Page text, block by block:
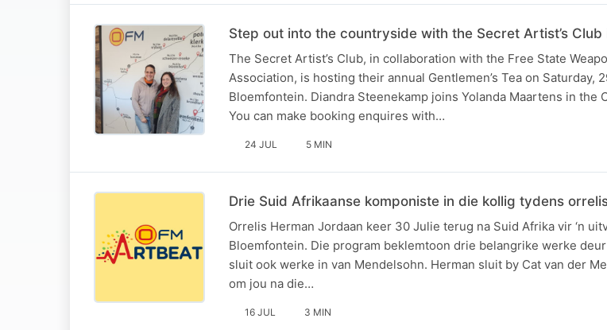
Step out into the countryside with the Secret Artist’s Club
The Secret Artist’s Club, in collaboration with the Free State
Association, is hosting their annual Gentlemen’s Tea on Saturday,
Bloemfontein. Diandra Steenekamp joins Yolanda Maartens in the
You can make booking enquires with…
24 JUL 5 MIN
Drie Suid Afrikaanse komponiste in die kollig tydens
Orrelis Herman Jordaan keer 30 Julie terug na Suid Afrika vir ‘n
Bloemfontein. Die program beklemtoon drie belangrike werke
sluit ook werke in van Mendelsohn. Herman sluit by Cat van der
om jou na die…
16 JUL 3 MIN